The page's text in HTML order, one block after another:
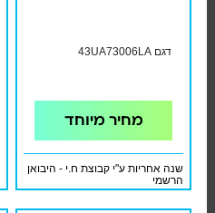
דגם 43UA73006LA
מחיר מיוחד
שנה אחריות ע"י קבוצת ח.י - היבואן
הרשמי